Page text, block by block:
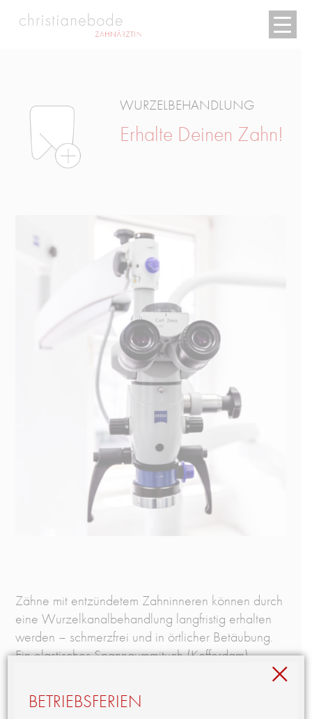
WURZELBEHANDLUNG
Erhalte Deinen Zahn!
Zähne mit entzündetem Zahninneren können durch
eine Wurzelkanalbehandlung langfristig erhalten
werden – schmerzfrei und in örtlicher Betäubung.
Ein elastisches Spanngummituch (Kofferdam)
Wurzelkanal gelangen. Mithilfe eines
Operationsmikroskops, dass die feinen Strukturen
BETRIEBSFERIEN
×